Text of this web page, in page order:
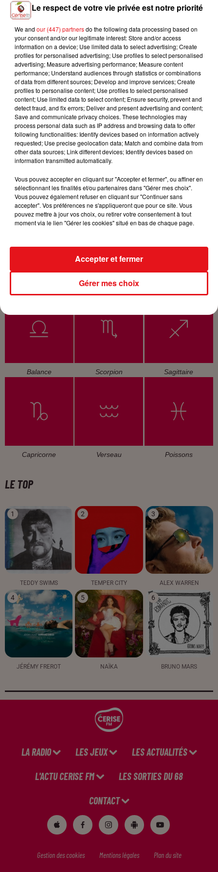
LOLA YOUNG
Messy
CATS ON TREES
Sirens Call
L5
Toutes Les Femmes
De Ta Vie
L'HOROSCOPE
Bélier Taureau Gémeaux
Balance Scorpion Sagittaire
Capricorne Verseau Poissons
LE TOP
1
TEDDY SWIMS
2
TEMPER CITY
3
ALEX WARREN
4
JÉRÉMY FREROT
5
NAÏKA
6
BRUNO MARS
LA RADIO LES JEUX LES ACTUALITÉS
L'ACTU CERISE FM LES SORTIES DU 68
CONTACT
Gestion des cookies Mentions légales Plan du site
Le respect de votre vie privée est notre priorité
We and our (447) partnersdo the following data processing based on
your consent and/or our legitimate interest: Store and/or access
information on a device; Use limited data to select advertising; Create
profiles for personalised advertising; Use profiles to select personalised
advertising; Measure advertising performance; Measure content
performance; Understand audiences through statistics or combinations
of data from different sources; Develop and improve services; Create
profiles to personalise content; Use profiles to select personalised
content; Use limited data to select content; Ensure security, prevent and
detect fraud, and fix errors; Deliver and present advertising and content;
Save and communicate privacy choices. These technologies may
process personal data such as IP address and browsing data to offer
following functionalities: Identify devices based on information actively
requested; Use precise geolocation data; Match and combine data from
other data sources; Link different devices; Identify devices based on
information transmitted automatically.
Vous pouvez accepter en cliquant sur "Accepter et fermer", ou affiner en
sélectionnant les finalités et/ou partenaires dans "Gérer mes choix".
Vous pouvez également refuser en cliquant sur "Continuer sans
accepter". Vos préférences ne s'appliqueront que pour ce site. Vous
pouvez mettre à jour vos choix, ou retirer votre consentement à tout
moment via le lien "Gérer les cookies" situé en bas de chaque page.
Gérer mes choix
Accepter et fermer